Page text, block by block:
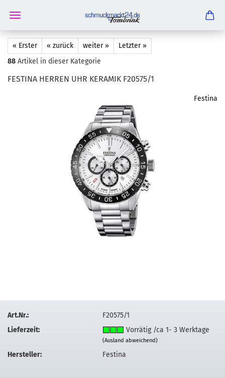
« Erster « zurück weiter »
Letzter »
88 Artikel in dieser Kategorie
FESTI­NA HER­REN UHR KE­RA­MIK F20575/1
Festina
Art.Nr.:
F20575/1
Lieferzeit:
Vorrätig /ca 1- 3 Werktage
(Ausland abweichend)
Hersteller: Festina